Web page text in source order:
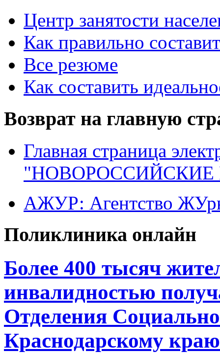
Центр занятости
Как правильно
Все резюме
Как составить
Возврат на главную
Главная страница
"НОВОРОССИЙСКИЕ
АЖУР: Агентство
Поликлиника онлайн
Более 400 тысяч
инвалидностью
Отделения
Краснодарскому